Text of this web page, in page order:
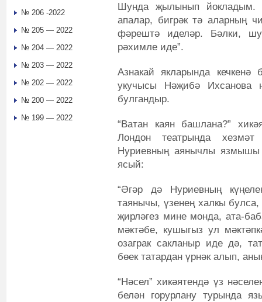
Шунда җылынып йокладым.
апалар, бигрәк тә аларның
фәрештә иделәр. Бәлки,
рәхимле иде”.
Азнакай якларында
укучысы Нәҗибә
булгандыр.
“Ватан каян башлана?”
Лондон театрында
Нуриевның аянычлы
ясый:
“Әгәр дә Нуриевның
таянычы, үзенең халкы
җирләгез мине монда, ата-
мәктәбе, кушыгыз ул
озаграк сакланыр иде дә,
бөек татардан үрнәк алып,
“Нәсел” хикәятендә үз
белән горурлану турында
№ 206 -2022
№ 205 — 2022
№ 204 — 2022
№ 203 — 2022
№ 202 — 2022
№ 200 — 2022
№ 199 — 2022